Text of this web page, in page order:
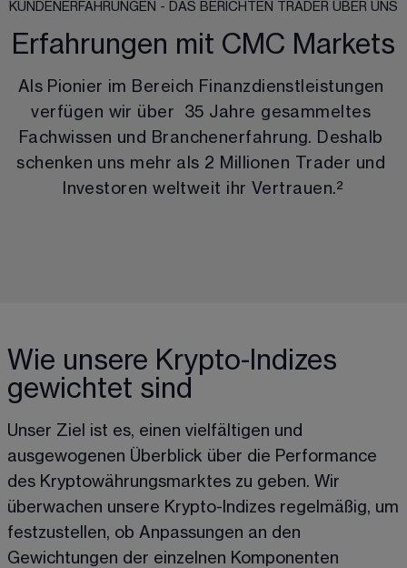
KUNDENERFAHRUNGEN - DAS BERICHTEN TRADER ÜBER UNS
Erfahrungen mit CMC Markets
Als Pionier im Bereich Finanzdienstleistungen
verfügen wir über 35 Jahre gesammeltes
Fachwissen und Branchenerfahrung. Deshalb
schenken uns mehr als 2 Millionen Trader und
Investoren weltweit ihr Vertrauen.²
Wie unsere Krypto-Indizes
gewichtet sind
Unser Ziel ist es, einen vielfältigen und
ausgewogenen Überblick über die Performance
des Kryptowährungsmarktes zu geben. Wir
überwachen unsere Krypto-Indizes regelmäßig, um
festzustellen, ob Anpassungen an den
Gewichtungen der einzelnen Komponenten